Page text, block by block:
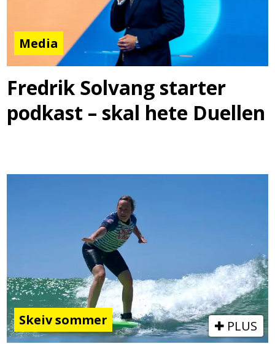
Media
Fredrik Solvang starter
podkast – skal hete Duellen
Skeiv sommer PLUS